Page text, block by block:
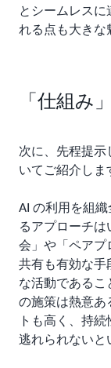
とシームレス
れる点も大きな
「仕組み
次に、先程提示
いてご紹介しま
AI の利用を組
るアプローチ
会」や「ペアプ
共有も有効な手
な活動であるこ
の施策は熱意あ
トも高く、持
逃れられないと